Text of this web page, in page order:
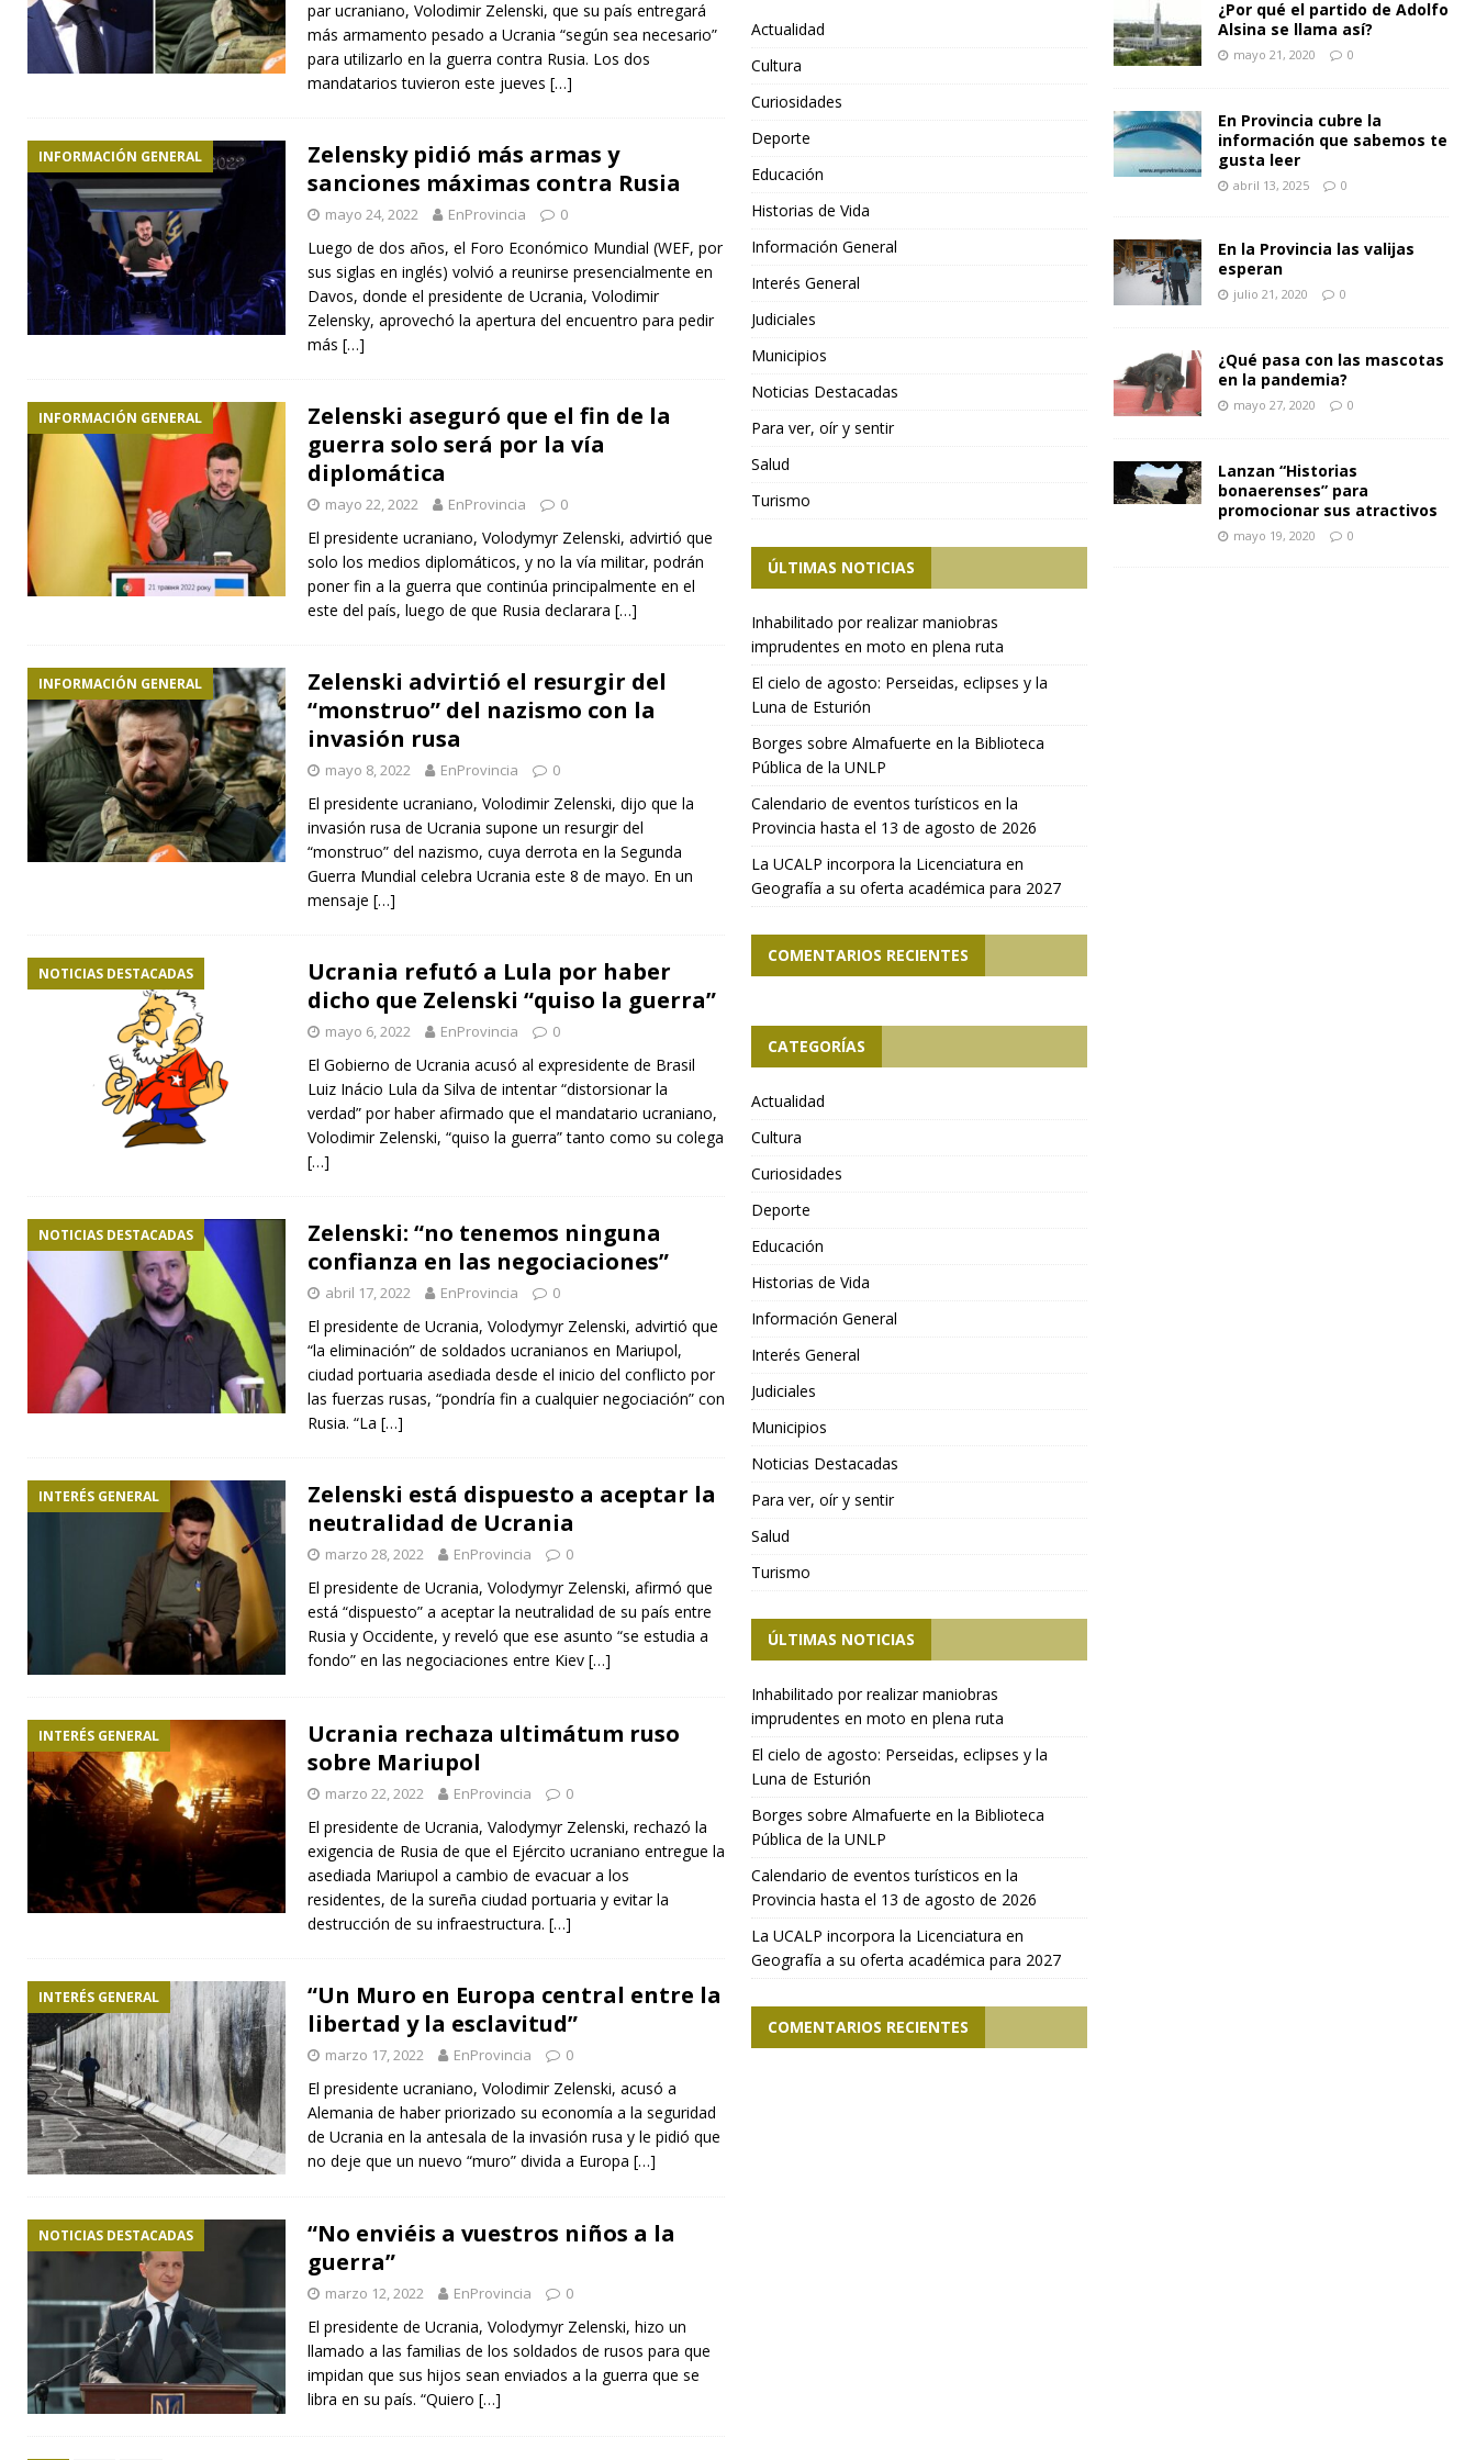
par ucraniano, Volodimir Zelenski, que su país entregará
más armamento pesado a Ucrania “según sea necesario”
para utilizarlo en la guerra contra Rusia. Los dos
mandatarios tuvieron este jueves […]
INFORMACIÓN GENERAL
Zelensky pidió más armas y
sanciones máximas contra Rusia
mayo 24, 2022 EnProvincia 0
Luego de dos años, el Foro Económico Mundial (WEF, por
sus siglas en inglés) volvió a reunirse presencialmente en
Davos, donde el presidente de Ucrania, Volodimir
Zelensky, aprovechó la apertura del encuentro para pedir
más […]
INFORMACIÓN GENERAL
Zelenski aseguró que el fin de la
guerra solo será por la vía
diplomática
mayo 22, 2022 EnProvincia 0
El presidente ucraniano, Volodymyr Zelenski, advirtió que
solo los medios diplomáticos, y no la vía militar, podrán
poner fin a la guerra que continúa principalmente en el
este del país, luego de que Rusia declarara […]
INFORMACIÓN GENERAL
Zelenski advirtió el resurgir del
“monstruo” del nazismo con la
invasión rusa
mayo 8, 2022 EnProvincia 0
El presidente ucraniano, Volodimir Zelenski, dijo que la
invasión rusa de Ucrania supone un resurgir del
“monstruo” del nazismo, cuya derrota en la Segunda
Guerra Mundial celebra Ucrania este 8 de mayo. En un
mensaje […]
NOTICIAS DESTACADAS
Ucrania refutó a Lula por haber
dicho que Zelenski “quiso la guerra”
mayo 6, 2022 EnProvincia 0
El Gobierno de Ucrania acusó al expresidente de Brasil
Luiz Inácio Lula da Silva de intentar “distorsionar la
verdad” por haber afirmado que el mandatario ucraniano,
Volodimir Zelenski, “quiso la guerra” tanto como su colega
[…]
NOTICIAS DESTACADAS
Zelenski: “no tenemos ninguna
confianza en las negociaciones”
abril 17, 2022 EnProvincia 0
El presidente de Ucrania, Volodymyr Zelenski, advirtió que
“la eliminación” de soldados ucranianos en Mariupol,
ciudad portuaria asediada desde el inicio del conflicto por
las fuerzas rusas, “pondría fin a cualquier negociación” con
Rusia. “La […]
INTERÉS GENERAL
Zelenski está dispuesto a aceptar la
neutralidad de Ucrania
marzo 28, 2022 EnProvincia 0
El presidente de Ucrania, Volodymyr Zelenski, afirmó que
está “dispuesto” a aceptar la neutralidad de su país entre
Rusia y Occidente, y reveló que ese asunto “se estudia a
fondo” en las negociaciones entre Kiev […]
INTERÉS GENERAL
Ucrania rechaza ultimátum ruso
sobre Mariupol
marzo 22, 2022 EnProvincia 0
El presidente de Ucrania, Valodymyr Zelenski, rechazó la
exigencia de Rusia de que el Ejército ucraniano entregue la
asediada Mariupol a cambio de evacuar a los
residentes, de la sureña ciudad portuaria y evitar la
destrucción de su infraestructura. […]
INTERÉS GENERAL
“Un Muro en Europa central entre la
libertad y la esclavitud”
marzo 17, 2022 EnProvincia 0
El presidente ucraniano, Volodimir Zelenski, acusó a
Alemania de haber priorizado su economía a la seguridad
de Ucrania en la antesala de la invasión rusa y le pidió que
no deje que un nuevo “muro” divida a Europa […]
NOTICIAS DESTACADAS
“No enviéis a vuestros niños a la
guerra”
marzo 12, 2022 EnProvincia 0
El presidente de Ucrania, Volodymyr Zelenski, hizo un
llamado a las familias de los soldados de rusos para que
impidan que sus hijos sean enviados a la guerra que se
libra en su país. “Quiero […]
Actualidad
Cultura
Curiosidades
Deporte
Educación
Historias de Vida
Información General
Interés General
Judiciales
Municipios
Noticias Destacadas
Para ver, oír y sentir
Salud
Turismo
ÚLTIMAS NOTICIAS
Inhabilitado por realizar maniobras
imprudentes en moto en plena ruta
El cielo de agosto: Perseidas, eclipses y la
Luna de Esturión
Borges sobre Almafuerte en la Biblioteca
Pública de la UNLP
Calendario de eventos turísticos en la
Provincia hasta el 13 de agosto de 2026
La UCALP incorpora la Licenciatura en
Geografía a su oferta académica para 2027
COMENTARIOS RECIENTES
CATEGORÍAS
Actualidad
Cultura
Curiosidades
Deporte
Educación
Historias de Vida
Información General
Interés General
Judiciales
Municipios
Noticias Destacadas
Para ver, oír y sentir
Salud
Turismo
ÚLTIMAS NOTICIAS
Inhabilitado por realizar maniobras
imprudentes en moto en plena ruta
El cielo de agosto: Perseidas, eclipses y la
Luna de Esturión
Borges sobre Almafuerte en la Biblioteca
Pública de la UNLP
Calendario de eventos turísticos en la
Provincia hasta el 13 de agosto de 2026
La UCALP incorpora la Licenciatura en
Geografía a su oferta académica para 2027
COMENTARIOS RECIENTES
¿Por qué el partido de Adolfo
Alsina se llama así?
mayo 21, 2020 0
En Provincia cubre la
información que sabemos te
gusta leer
abril 13, 2025 0
En la Provincia las valijas
esperan
julio 21, 2020 0
¿Qué pasa con las mascotas
en la pandemia?
mayo 27, 2020 0
Lanzan “Historias
bonaerenses” para
promocionar sus atractivos
mayo 19, 2020 0